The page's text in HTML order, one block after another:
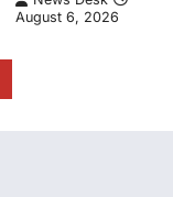
August 6, 2026